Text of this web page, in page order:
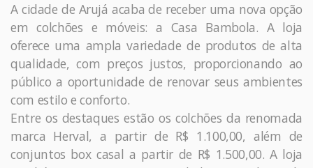
A cidade de Arujá acaba de receber uma nova opção
em colchões e móveis: a Casa Bambola. A loja
oferece uma ampla variedade de produtos de alta
qualidade, com preços justos, proporcionando ao
público a oportunidade de renovar seus ambientes
com estilo e conforto.
Entre os destaques estão os colchões da renomada
marca Herval, a partir de R$ 1.100,00, além de
conjuntos box casal a partir de R$ 1.500,00. A loja